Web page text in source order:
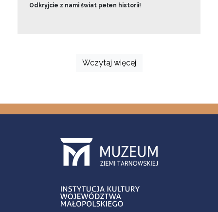
Odkryjcie z nami świat pełen historii!
Wczytaj więcej